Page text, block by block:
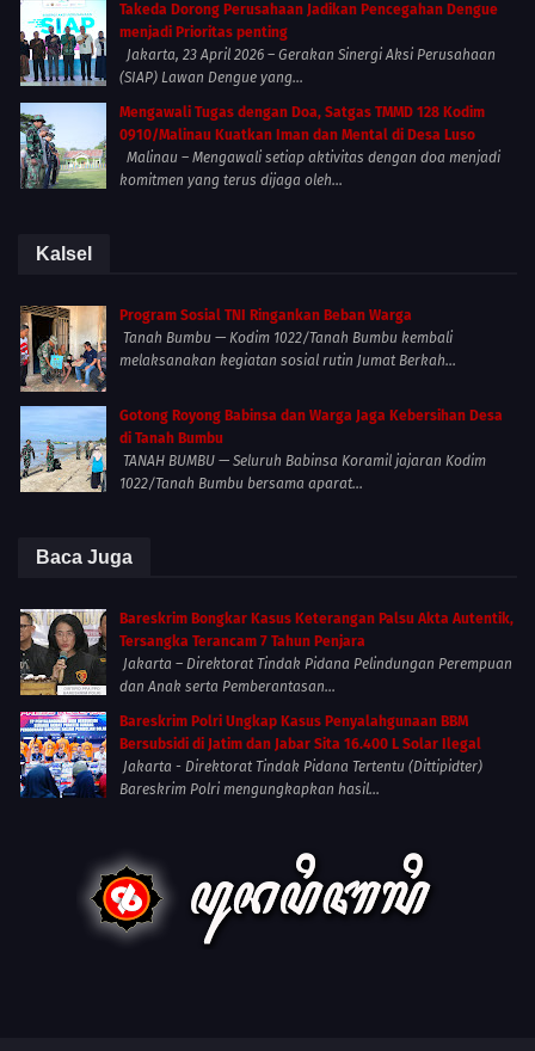
Takeda Dorong Perusahaan Jadikan Pencegahan Dengue
menjadi Prioritas penting
Jakarta, 23 April 2026 – Gerakan Sinergi Aksi Perusahaan
(SIAP) Lawan Dengue yang...
Mengawali Tugas dengan Doa, Satgas TMMD 128 Kodim
0910/Malinau Kuatkan Iman dan Mental di Desa Luso
Malinau – Mengawali setiap aktivitas dengan doa menjadi
komitmen yang terus dijaga oleh...
Kalsel
Program Sosial TNI Ringankan Beban Warga
Tanah Bumbu — Kodim 1022/Tanah Bumbu kembali
melaksanakan kegiatan sosial rutin Jumat Berkah...
Gotong Royong Babinsa dan Warga Jaga Kebersihan Desa
di Tanah Bumbu
TANAH BUMBU — Seluruh Babinsa Koramil jajaran Kodim
1022/Tanah Bumbu bersama aparat...
Baca Juga
Bareskrim Bongkar Kasus Keterangan Palsu Akta Autentik,
Tersangka Terancam 7 Tahun Penjara
Jakarta – Direktorat Tindak Pidana Pelindungan Perempuan
dan Anak serta Pemberantasan...
Bareskrim Polri Ungkap Kasus Penyalahgunaan BBM
Bersubsidi di Jatim dan Jabar Sita 16.400 L Solar Ilegal
Jakarta - Direktorat Tindak Pidana Tertentu (Dittipidter)
Bareskrim Polri mengungkapkan hasil...